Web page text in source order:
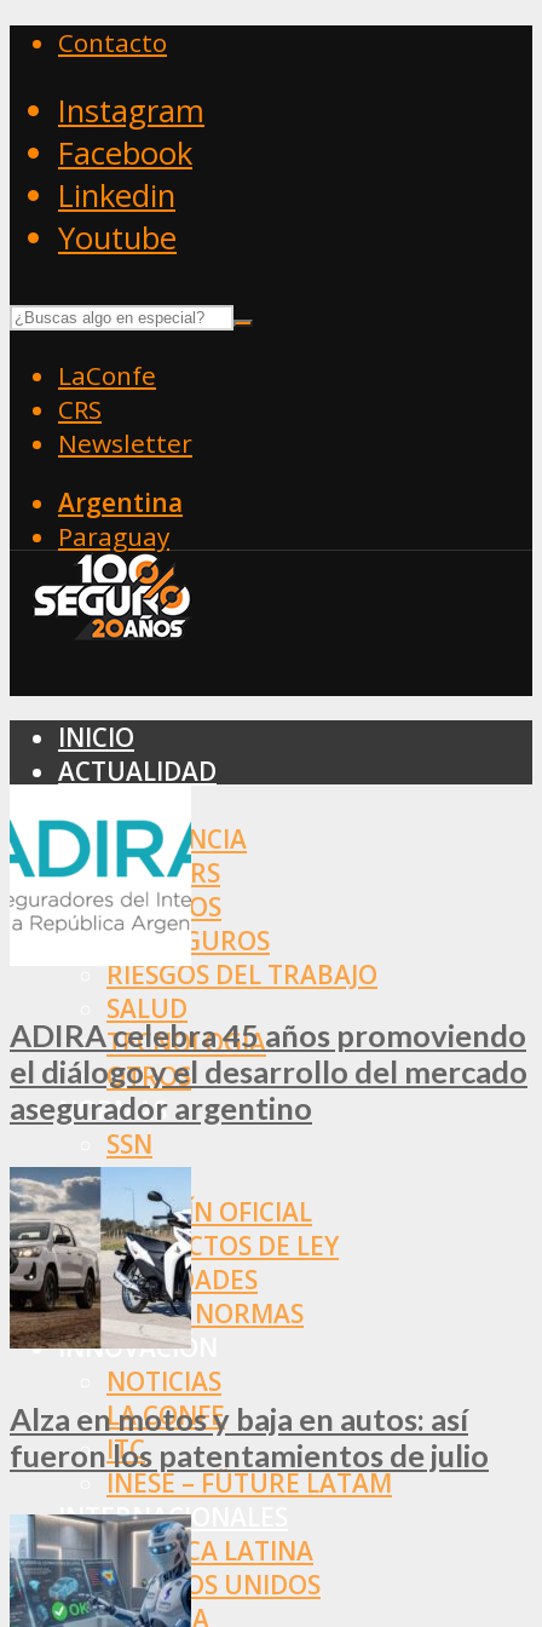
Contacto
Instagram
Facebook
Linkedin
Youtube
LaConfe
CRS
Newsletter
Argentina
Paraguay
INICIO
ACTUALIDAD
ASISTENCIA
BROKERS
SEGUROS
REASEGUROS
RIESGOS DEL TRABAJO
SALUD
TECNOLOGÍA
OTROS
NORMAS
SSN
SRT
BOLETÍN OFICIAL
PROYECTOS DE LEY
SOCIEDADES
OTRAS NORMAS
INNOVACIÓN
NOTICIAS
LA CONFE
ITC
INESE – FÜTURE LATAM
INTERNACIONALES
AMÉRICA LATINA
ESTADOS UNIDOS
EUROPA
ADIRA celebra 45 años promoviendo
el diálogo y el desarrollo del mercado
asegurador argentino
Alza en motos y baja en autos: así
fueron los patentamientos de julio